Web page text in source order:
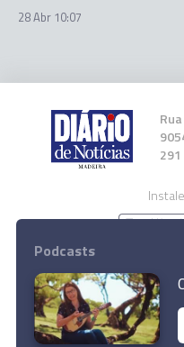
28 Abr 10:07
© 2026 Empresa
Todos os
Podcasts